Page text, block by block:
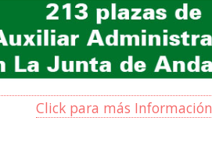
Click para más Información